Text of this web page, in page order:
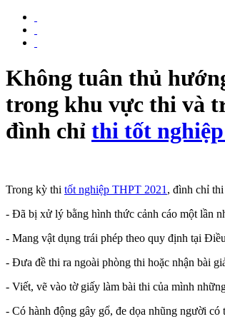
Không tuân thủ
trong khu vực thi và
đình chỉ thi tốt
Trong kỳ thi tốt nghiệp THPT 2021 , đình chỉ
- Đã bị xử lý bằng hình thức cảnh cáo một lần
- Mang vật dụng trái phép theo quy định tại
- Đưa đề thi ra ngoài phòng thi hoặc nhận bài
- Viết, vẽ vào tờ giấy làm bài thi của mình
- Có hành động gây gổ, đe dọa nhũng người